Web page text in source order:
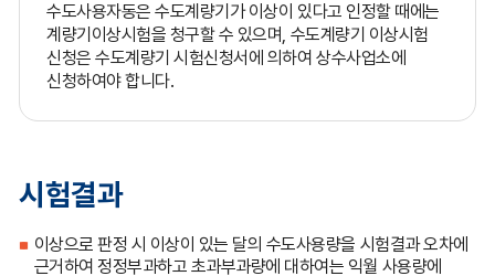
수도사용자동은 수도계량기가 이상이 있다고 인정할 때에는
계량기이상시험을 청구할 수 있으며, 수도계량기 이상시험
신청은 수도계량기 시험신청서에 의하여 상수사업소에
신청하여야 합니다.
시험결과
이상으로 판정 시 이상이 있는 달의 수도사용량을 시험결과 오차에
근거하여 정정부과하고 초과부과량에 대하여는 익월 사용량에